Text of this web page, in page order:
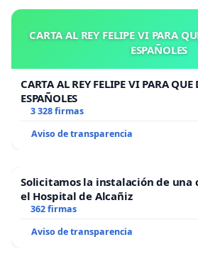
CARTA AL REY FELIPE VI PARA
ESPAÑOLES
CARTA AL REY FELIPE VI PARA
ESPAÑOLES
3 328 firmas
Aviso de transparencia
Solicitamos la instalación de una
el Hospital de Alcañiz
362 firmas
Aviso de transparencia